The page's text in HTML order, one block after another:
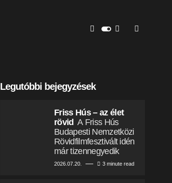
Legutóbbi bejegyzések
Friss Hús – az élet
rövid A Friss Hús
Budapesti Nemzetközi
Rövidfilmfesztivált idén
már tizennegyedik
2026.07.20. 3 minute read